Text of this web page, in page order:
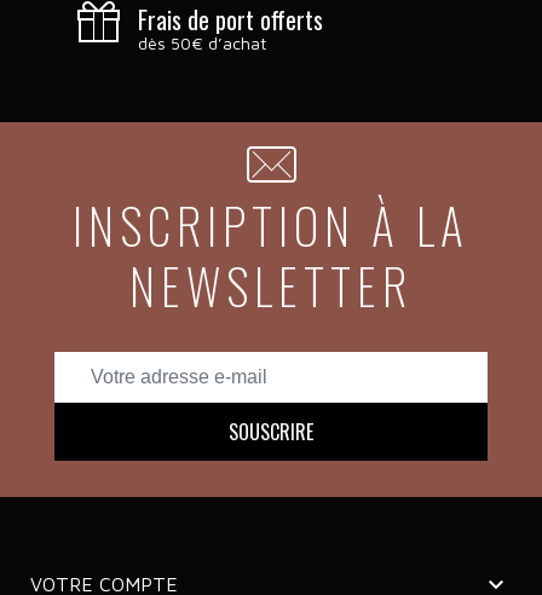
Frais de port offerts
dès 50€ d’achat
INSCRIPTION À LA
NEWSLETTER
VOTRE COMPTE 